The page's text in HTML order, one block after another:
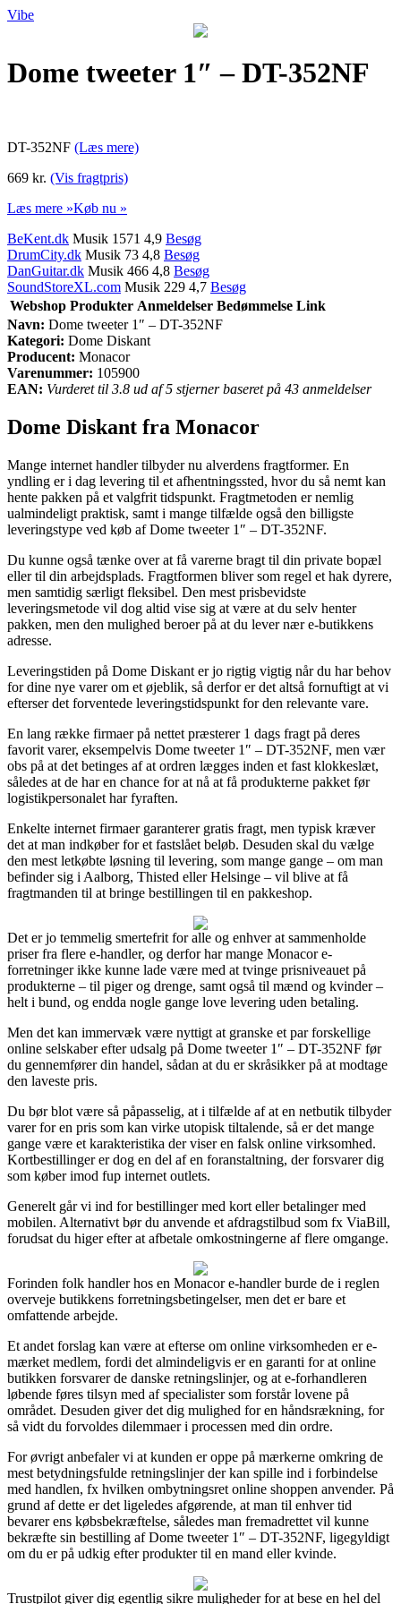
Vibe
Dome tweeter 1″ – DT-352NF
DT-352NF (Læs mere)
669 kr. (Vis fragtpris)
Læs mere »Køb nu »
BeKent.dk Musik 1571 4,9 Besøg
DrumCity.dk Musik 73 4,8 Besøg
DanGuitar.dk Musik 466 4,8 Besøg
SoundStoreXL.com Musik 229 4,7 Besøg
Webshop Produkter Anmeldelser Bedømmelse Link
Navn: Dome tweeter 1″ – DT-352NF
Kategori: Dome Diskant
Producent: Monacor
Varenummer: 105900
EAN: Vurderet til 3.8 ud af 5 stjerner baseret på 43 anmeldelser
Dome Diskant fra Monacor
Mange internet handler tilbyder nu alverdens fragtformer. En
yndling er i dag levering til et afhentningssted, hvor du så nemt kan
hente pakken på et valgfrit tidspunkt. Fragtmetoden er nemlig
ualmindeligt praktisk, samt i mange tilfælde også den billigste
leveringstype ved køb af Dome tweeter 1″ – DT-352NF.
Du kunne også tænke over at få varerne bragt til din private bopæl
eller til din arbejdsplads. Fragtformen bliver som regel et hak dyrere,
men samtidig særligt fleksibel. Den mest prisbevidste
leveringsmetode vil dog altid vise sig at være at du selv henter
pakken, men den mulighed beroer på at du lever nær e-butikkens
adresse.
Leveringstiden på Dome Diskant er jo rigtig vigtig når du har behov
for dine nye varer om et øjeblik, så derfor er det altså fornuftigt at vi
efterser det forventede leveringstidspunkt for den relevante vare.
En lang række firmaer på nettet præsterer 1 dags fragt på deres
favorit varer, eksempelvis Dome tweeter 1″ – DT-352NF, men vær
obs på at det betinges af at ordren lægges inden et fast klokkeslæt,
således at de har en chance for at nå at få produkterne pakket før
logistikpersonalet har fyraften.
Enkelte internet firmaer garanterer gratis fragt, men typisk kræver
det at man indkøber for et fastslået beløb. Desuden skal du vælge
den mest letkøbte løsning til levering, som mange gange – om man
befinder sig i Aalborg, Thisted eller Helsinge – vil blive at få
fragtmanden til at bringe bestillingen til en pakkeshop.
Det er jo temmelig smertefrit for alle og enhver at sammenholde
priser fra flere e-handler, og derfor har mange Monacor e-
forretninger ikke kunne lade være med at tvinge prisniveauet på
produkterne – til piger og drenge, samt også til mænd og kvinder –
helt i bund, og endda nogle gange love levering uden betaling.
Men det kan immervæk være nyttigt at granske et par forskellige
online selskaber efter udsalg på Dome tweeter 1″ – DT-352NF før
du gennemfører din handel, sådan at du er skråsikker på at modtage
den laveste pris.
Du bør blot være så påpasselig, at i tilfælde af at en netbutik tilbyder
varer for en pris som kan virke utopisk tiltalende, så er det mange
gange være et karakteristika der viser en falsk online virksomhed.
Kortbestillinger er dog en del af en foranstaltning, der forsvarer dig
som køber imod fup internet outlets.
Generelt går vi ind for bestillinger med kort eller betalinger med
mobilen. Alternativt bør du anvende et afdragstilbud som fx ViaBill,
forudsat du higer efter at afbetale omkostningerne af flere omgange.
Forinden folk handler hos en Monacor e-handler burde de i reglen
overveje butikkens forretningsbetingelser, men det er bare et
omfattende arbejde.
Et andet forslag kan være at efterse om online virksomheden er e-
mærket medlem, fordi det almindeligvis er en garanti for at online
butikken forsvarer de danske retningslinjer, og at e-forhandleren
løbende føres tilsyn med af specialister som forstår lovene på
området. Desuden giver det dig mulighed for en håndsrækning, for
så vidt du forvoldes dilemmaer i processen med din ordre.
For øvrigt anbefaler vi at kunden er oppe på mærkerne omkring de
mest betydningsfulde retningslinjer der kan spille ind i forbindelse
med handlen, fx hvilken ombytningsret online shoppen anvender. På
grund af dette er det ligeledes afgørende, at man til enhver tid
bevarer ens købsbekræftelse, således man fremadrettet vil kunne
bekræfte sin bestilling af Dome tweeter 1″ – DT-352NF, ligegyldigt
om du er på udkig efter produkter til en mand eller kvinde.
Trustpilot giver dig egentlig sikre muligheder for at bese en hel del